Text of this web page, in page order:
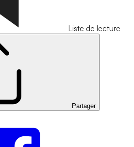
Liste de lecture
Partager